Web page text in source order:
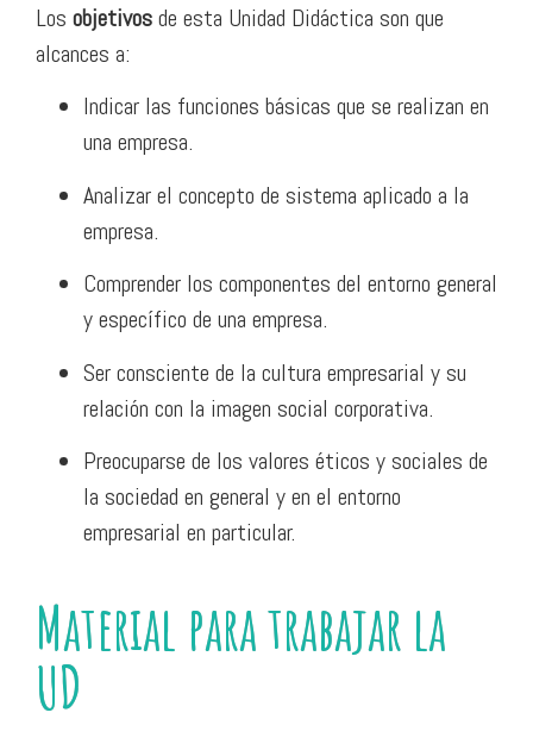
Los objetivosde esta Unidad Didáctica son que
alcances a:
Indicar las funciones básicas que se realizan en
una empresa.
Analizar el concepto de sistema aplicado a la
empresa.
Comprender los componentes del entorno general
y específico de una empresa.
Ser consciente de la cultura empresarial y su
relación con la imagen social corporativa.
Preocuparse de los valores éticos y sociales de
la sociedad en general y en el entorno
empresarial en particular.
Material para trabajar la
UD